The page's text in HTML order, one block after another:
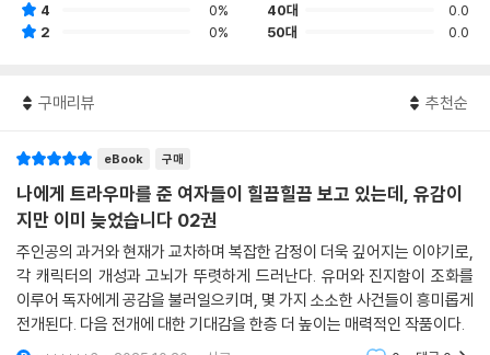
4
0%
2
0%
40대
0.0
50대
0.0
구매리뷰 추천순
eBook 구매
나에게 트라우마를 준 여자들이 힐끔힐끔 보고 있는데, 유감이
지만 이미 늦었습니다 02권
주인공의 과거와 현재가 교차하며 복잡한 감정이 더욱 깊어지는 이야기로,
각 캐릭터의 개성과 고뇌가 뚜렷하게 드러난다. 유머와 진지함이 조화를
이루어 독자에게 공감을 불러일으키며, 몇 가지 소소한 사건들이 흥미롭게
전개된다. 다음 전개에 대한 기대감을 한층 더 높이는 매력적인 작품이다.